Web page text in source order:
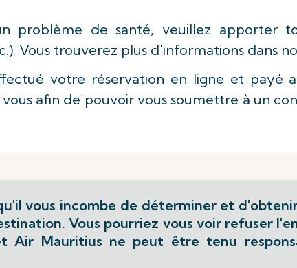
problème de santé, veuillez apporter
Vous trouverez plus d'informations dans
votre réservation en ligne et payé
afin de pouvoir vous soumettre à un
vous incombe de déterminer et
Vous pourriez vous voir refuser
Air Mauritius ne peut être tenu